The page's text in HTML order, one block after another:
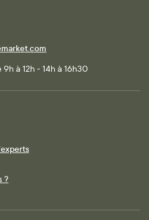
à 12h - 14h à 16h30
?